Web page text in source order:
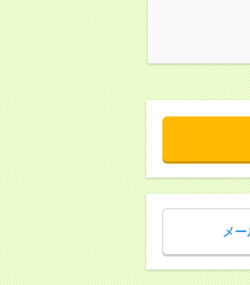
メー